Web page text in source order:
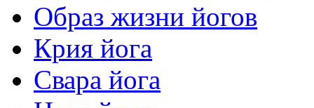
Образ жизни йогов
Крия йога
Свара йога